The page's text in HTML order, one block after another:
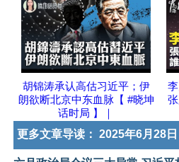
胡锦涛承认高估习近平；伊
朗欲断北京中东血脉【 #晓坤
话时局 】｜
更多文章导读： 2025年6月28日